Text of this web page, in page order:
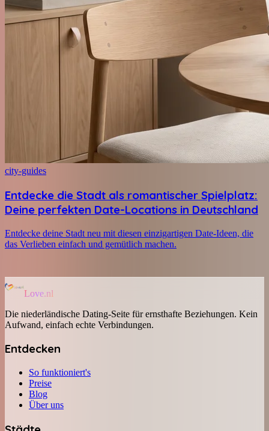
city-guides
Entdecke die Stadt als romantischer Spielplatz:
Deine perfekten Date-Locations in Deutschland
Entdecke deine Stadt neu mit diesen einzigartigen Date-Ideen, die
das Verlieben einfach und gemütlich machen.
Love.nl
Die niederländische Dating-Seite für ernsthafte Beziehungen. Kein
Aufwand, einfach echte Verbindungen.
Entdecken
So funktioniert's
Preise
Blog
Über uns